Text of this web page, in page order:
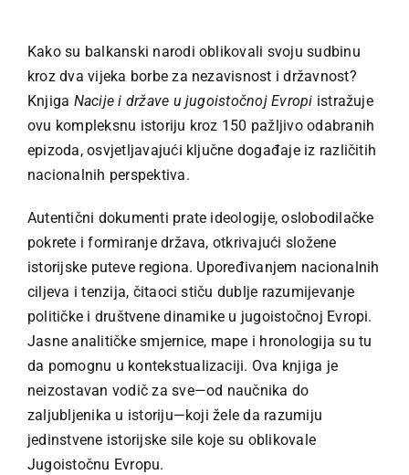
Kako su balkanski narodi oblikovali svoju sudbinu
kroz dva vijeka borbe za nezavisnost i državnost?
Knjiga Nacije i države u jugoistočnoj Evropi istražuje
ovu kompleksnu istoriju kroz 150 pažljivo odabranih
epizoda, osvjetljavajući ključne događaje iz različitih
nacionalnih perspektiva.
Autentični dokumenti prate ideologije, oslobodilačke
pokrete i formiranje država, otkrivajući složene
istorijske puteve regiona. Upoređivanjem nacionalnih
ciljeva i tenzija, čitaoci stiču dublje razumijevanje
političke i društvene dinamike u jugoistočnoj Evropi.
Jasne analitičke smjernice, mape i hronologija su tu
da pomognu u kontekstualizaciji. Ova knjiga je
neizostavan vodič za sve—od naučnika do
zaljubljenika u istoriju—koji žele da razumiju
jedinstvene istorijske sile koje su oblikovale
Jugoistočnu Evropu.